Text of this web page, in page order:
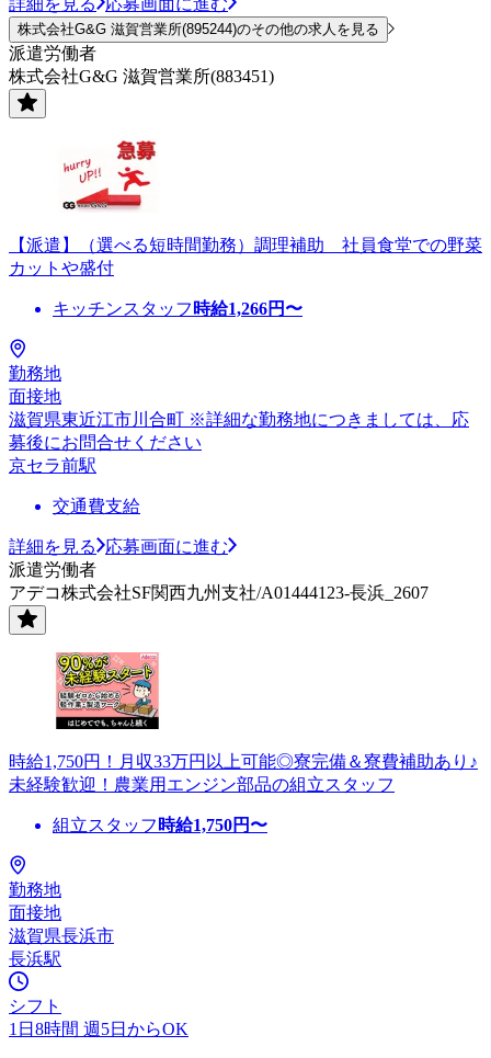
株式会社G&G 滋賀営業所(895244)のその他の求人を見る
派遣労働者
株式会社G&G 滋賀営業所(883451)
【派遣】（選べる短時間勤務）調理補助 社員食堂での野菜
カットや盛付
キッチンスタッフ 時給1,266円〜
勤務地
面接地
滋賀県東近江市川合町 ※詳細な勤務地につきましては、応
募後にお問合せください
京セラ前駅
交通費支給
詳細を見る
応募画面に進む
派遣労働者
アデコ株式会社SF関西九州支社/A01444123-長浜_2607
時給1,750円！月収33万円以上可能◎寮完備＆寮費補助あり♪
未経験歓迎！農業用エンジン部品の組立スタッフ
組立スタッフ 時給1,750円〜
勤務地
面接地
滋賀県長浜市
長浜駅
シフト
1日8時間 週5日からOK